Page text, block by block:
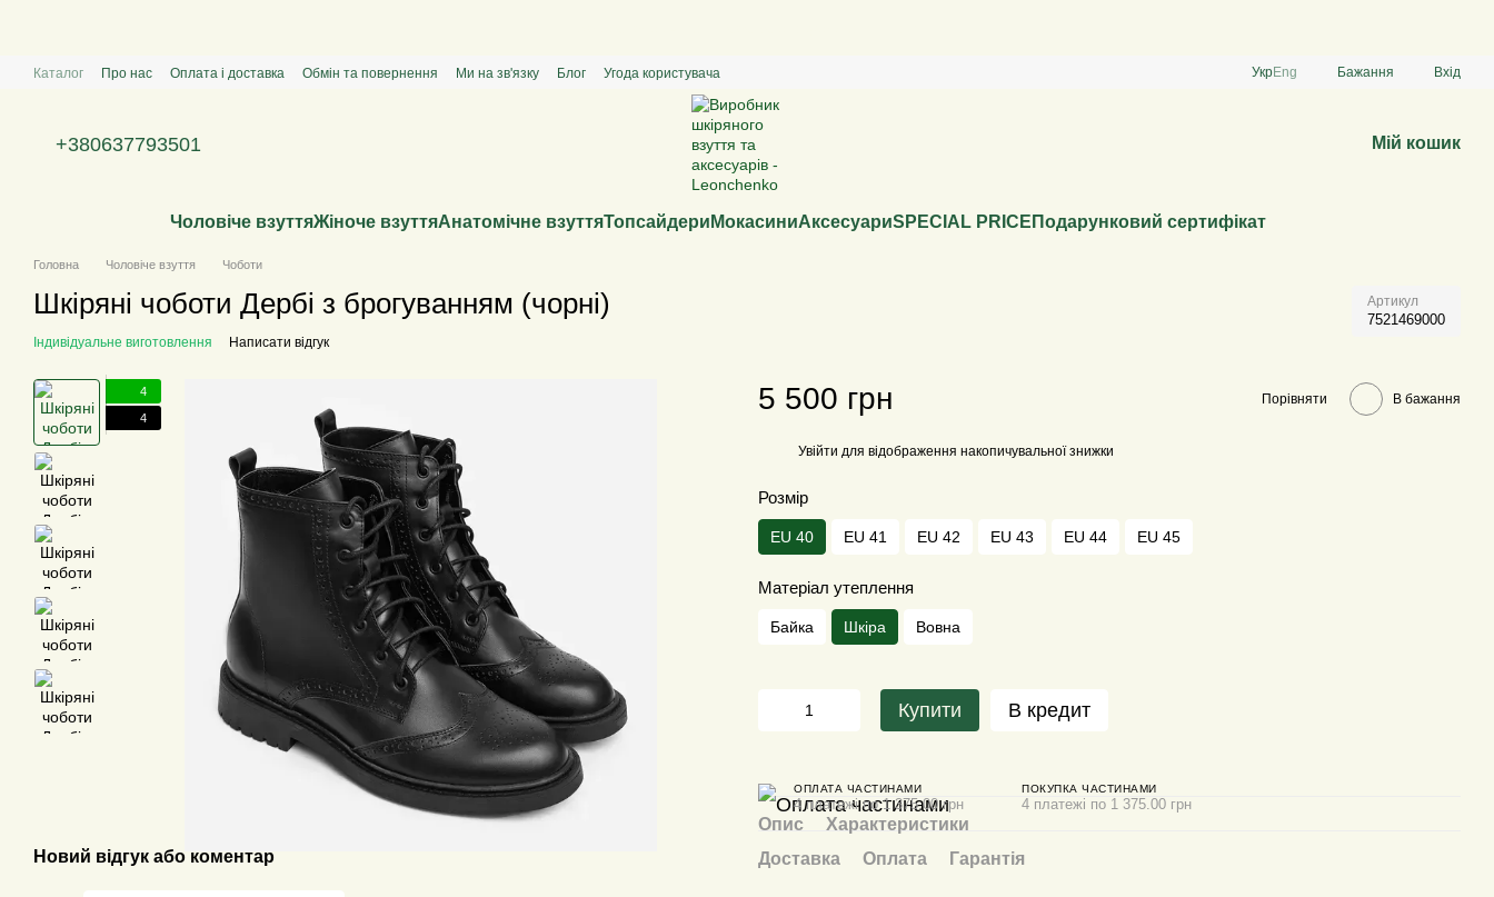
Каталог Про нас Оплата і доставка Обмін та повернення Ми на зв'язку Блог Угода користувача УкрEng Бажання Вхід
+380637793501 Мій кошик
Чоловіче взуттяЖіноче взуттяАнатомічне взуттяТопсайдери МокасиниАксесуариSPECIAL PRICE Подарунковий сертифікат
Головна Чоловіче взуття Чоботи
Шкіряні чоботи Дербі з брогуванням (чорні) Артикул
7521469000
Індивідуальне виготовлення Написати відгук
4
4
Новий відгук або коментар
5 500 грн Порівняти В бажання
Увійти для відображення накопичувальної знижки
Розмір
EU 40 EU 41 EU 42 EU 43 EU 44 EU 45
Матеріал утеплення
Байка Шкіра Вовна
Купити В кредит
ОПЛАТА ЧАСТИНАМИ
4 платежі по 1 375.00 грн
ПОКУПКА ЧАСТИНАМИ
4 платежі по 1 375.00 грн
Опис
Характеристики
Доставка
Оплата Гарантія